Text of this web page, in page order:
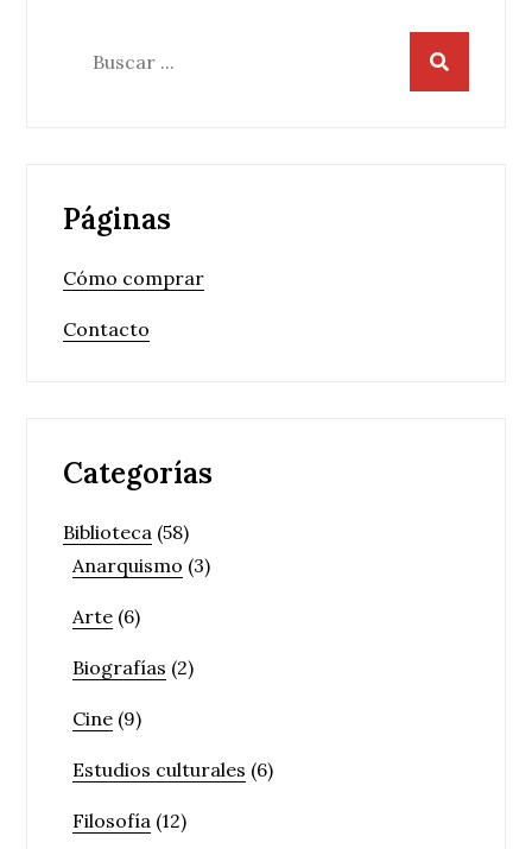
Páginas
Cómo comprar
Contacto
Categorías
Biblioteca (58)
Anarquismo (3)
Arte (6)
Biografías (2)
Cine (9)
Estudios culturales (6)
Filosofía (12)